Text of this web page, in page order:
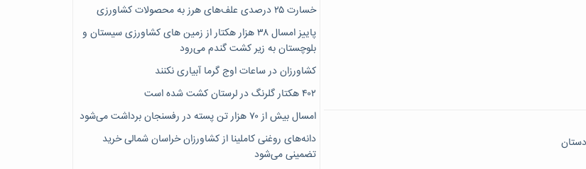
خسارت ۲۵ درصدی علف‌های هرز به محصولات کشاورزی
پاییز امسال ۳۸ هزار هکتار از زمین های کشاورزی سیستان و
بلوچستان به زیر کشت گندم می‌رود
کشاورزان در ساعات اوج گرما آبیاری نکنند
۴۰۲ هکتار گلرنگ در لرستان کشت شده است
امسال بیش از ۷۰ هزار تن پسته در رفسنجان برداشت می‌شود
دانه‌های روغنی کاملینا از کشاورزان خراسان شمالی خرید
تضمینی می‌شود